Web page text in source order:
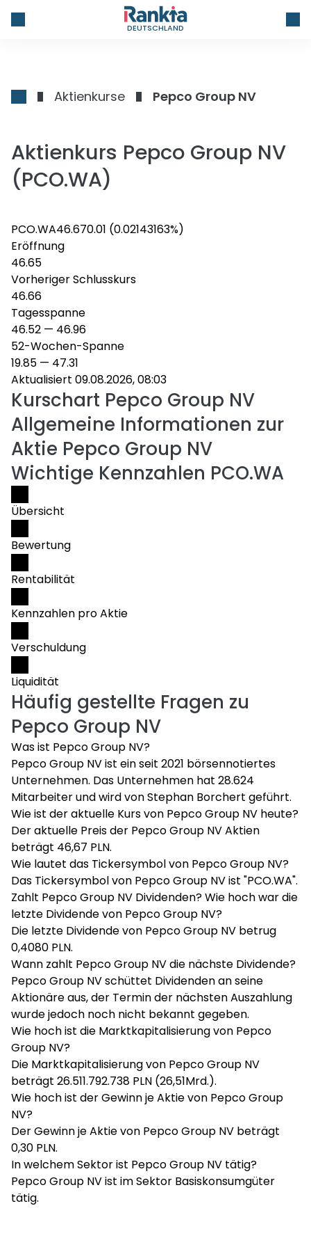
DEUTSCHLAND
Aktienkurse Pepco Group NV
Aktienkurs Pepco Group NV
(PCO.WA)
PCO.WA46.670.01 (0.02143163%)
Eröffnung
46.65
Vorheriger Schlusskurs
46.66
Tagesspanne
46.52 — 46.96
52-Wochen-Spanne
19.85 — 47.31
Aktualisiert 09.08.2026, 08:03
Kurschart Pepco Group NV
Allgemeine Informationen zur
Aktie Pepco Group NV
Wichtige Kennzahlen PCO.WA
Übersicht
Bewertung
Rentabilität
Kennzahlen pro Aktie
Verschuldung
Liquidität
Häufig gestellte Fragen zu
Pepco Group NV
Was ist Pepco Group NV?
Pepco Group NV ist ein seit 2021 börsennotiertes
Unternehmen. Das Unternehmen hat 28.624
Mitarbeiter und wird von Stephan Borchert geführt.
Wie ist der aktuelle Kurs von Pepco Group NV heute?
Der aktuelle Preis der Pepco Group NV Aktien
beträgt 46,67 PLN.
Wie lautet das Tickersymbol von Pepco Group NV?
Das Tickersymbol von Pepco Group NV ist "PCO.WA".
Zahlt Pepco Group NV Dividenden? Wie hoch war die
letzte Dividende von Pepco Group NV?
Die letzte Dividende von Pepco Group NV betrug
0,4080 PLN.
Wann zahlt Pepco Group NV die nächste Dividende?
Pepco Group NV schüttet Dividenden an seine
Aktionäre aus, der Termin der nächsten Auszahlung
wurde jedoch noch nicht bekannt gegeben.
Wie hoch ist die Marktkapitalisierung von Pepco
Group NV?
Die Marktkapitalisierung von Pepco Group NV
beträgt 26.511.792.738 PLN (26,51Mrd.).
Wie hoch ist der Gewinn je Aktie von Pepco Group
NV?
Der Gewinn je Aktie von Pepco Group NV beträgt
0,30 PLN.
In welchem Sektor ist Pepco Group NV tätig?
Pepco Group NV ist im Sektor Basiskonsumgüter
tätig.